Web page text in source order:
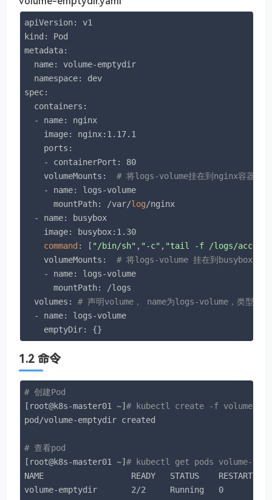
apiVersion: v1
kind: Pod
metadata:
  name: volume-emptydir
  namespace: dev
spec:
  containers:
  - name: nginx
    image: nginx:1.17.1
    ports:
    - containerPort: 80
    volumeMounts:
# 将logs-volume挂在到nginx容器
    - name: logs-volume
      mountPath: /var/
log/nginx
  - name: busybox
    image: busybox:1.30
command : [ "/bin/sh" , "-c" , "tail -f /logs/
    volumeMounts:
# 将logs-volume 挂在到busybox容
    - name: logs-volume
      mountPath: /logs
  volumes:
# 声明volume， name为logs-volume，类型为
  - name: logs-volume
    emptyDir: {}
1.2 命令
# 创建Pod
[root@k8s-master01 ~]# kubectl create -f volume-
pod/volume-emptydir created
# 查看pod
[root@k8s-master01 ~]# kubectl get pods volume-
NAME                  READY   STATUS
volume-emptydir       2/2     Running   0